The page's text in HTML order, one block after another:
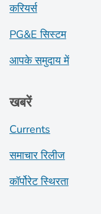
करियर्स
PG&E सिस्टम
आपके समुदाय में
खबरें
Currents
समाचार रिलीज
कॉर्पोरेट स्थिरता